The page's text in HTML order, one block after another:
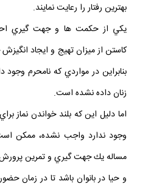
بهترين رفتار را رعايت نمايند.
يكي از حكمت‏ ها و جهت‏ گيري
كاستن از ميزان تهيج و ايجاد
بنابراين در مواردي كه نامحرم وجود
زنان داده نشده است.
اما دليل اين كه بلند خواندن نماز
وجود ندارد واجب نشده، ممكن
مساله يك جهت‏ گيري و تمرين
و حيا در بانوان باشد تا در زمان